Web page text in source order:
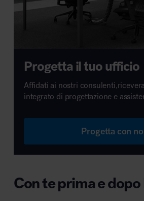
Progetta il tuo ufficio
Affidati ai nostri
integrato di progettazione e
Progetta con
Con te prima e